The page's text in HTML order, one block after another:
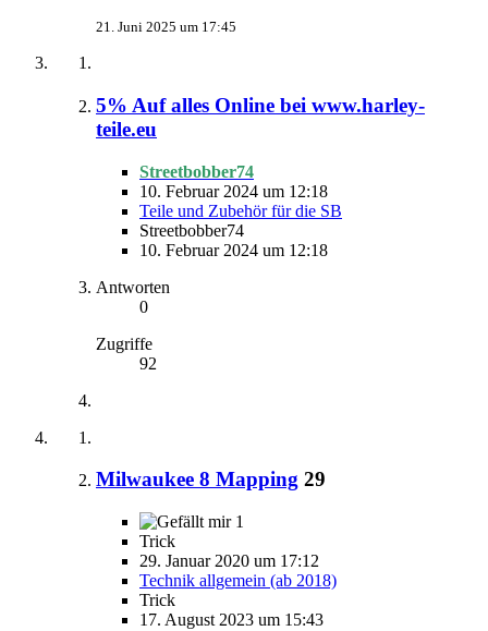
21. Juni 2025 um 17:45
5% Auf alles Online bei www.harley-
teile.eu
Streetbobber74
10. Februar 2024 um 12:18
Teile und Zubehör für die SB
Streetbobber74
10. Februar 2024 um 12:18
Antworten
0
Zugriffe
92
Milwaukee 8 Mapping 29
1
Trick
29. Januar 2020 um 17:12
Technik allgemein (ab 2018)
Trick
17. August 2023 um 15:43